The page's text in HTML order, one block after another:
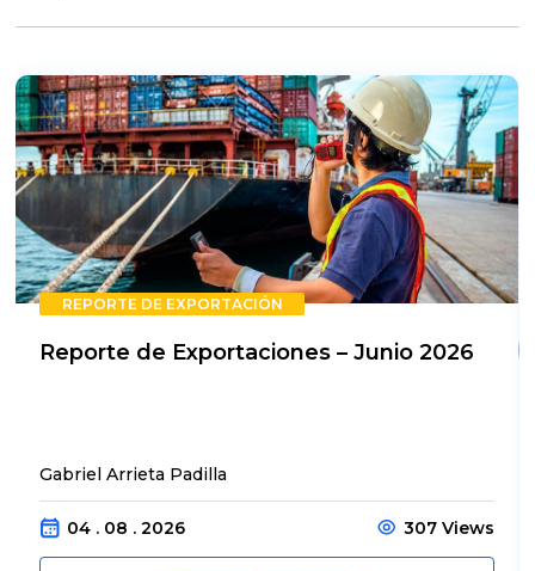
REPORTE DE EXPORTACIÓN
Reporte de Exportaciones – Junio 2026
Gabriel Arrieta Padilla
04 . 08 . 2026 307 Views